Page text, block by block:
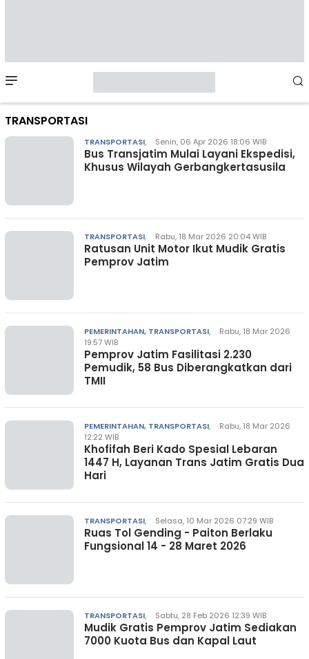
Menu
TRANSPORTASI
TRANSPORTASI, Senin, 06 Apr 2026 18:06 WIB
Bus Transjatim Mulai Layani Ekspedisi,
Khusus Wilayah Gerbangkertasusila
TRANSPORTASI, Rabu, 18 Mar 2026 20:04 WIB
Ratusan Unit Motor Ikut Mudik Gratis
Pemprov Jatim
PEMERINTAHAN, TRANSPORTASI,
Rabu, 18 Mar 2026
19:57 WIB
Pemprov Jatim Fasilitasi 2.230
Pemudik, 58 Bus Diberangkatkan dari
TMII
PEMERINTAHAN, TRANSPORTASI,
Rabu, 18 Mar 2026
12:22 WIB
Khofifah Beri Kado Spesial Lebaran
1447 H, Layanan Trans Jatim Gratis Dua
Hari
TRANSPORTASI, Selasa, 10 Mar 2026 07:29 WIB
Ruas Tol Gending - Paiton Berlaku
Fungsional 14 - 28 Maret 2026
TRANSPORTASI, Sabtu, 28 Feb 2026 12:39 WIB
Mudik Gratis Pemprov Jatim Sediakan
7000 Kuota Bus dan Kapal Laut